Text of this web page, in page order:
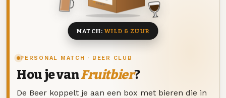
PERSONAL MATCH · BEER CLUB
Hou je vanFruitbier?
De Beer koppelt je aan een box met bieren die in
8 BIEREN
MATCH:WILD & ZUUR